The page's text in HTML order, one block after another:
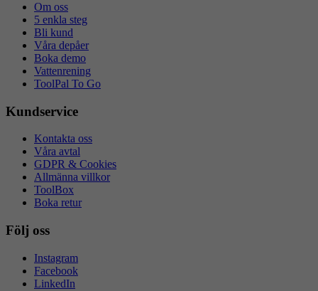
Om oss
5 enkla steg
Bli kund
Våra depåer
Boka demo
Vattenrening
ToolPal To Go
Kundservice
Kontakta oss
Våra avtal
GDPR & Cookies
Allmänna villkor
ToolBox
Boka retur
Följ oss
Instagram
Facebook
LinkedIn